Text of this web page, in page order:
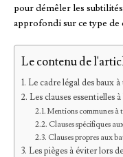
pour démêler les
approfondi sur ce type de
Le contenu de
Le cadre légal des baux
Les clauses essentielles
Mentions communes à
Clauses spécifiques
Clauses propres aux
Les pièges à éviter lors